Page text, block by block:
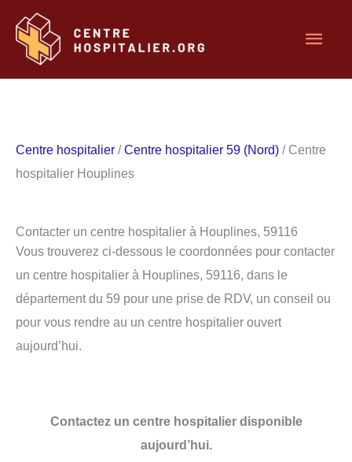
contenu
Centre hospitalier /Centre hospitalier 59 (Nord) / Centre
hospitalier Houplines
Contacter un centre hospitalier à Houplines, 59116
Vous trouverez ci-dessous le coordonnées pour contacter
un centre hospitalier à Houplines, 59116, dans le
département du 59 pour une prise de RDV, un conseil ou
pour vous rendre au un centre hospitalier ouvert
aujourd’hui.
Contactez un centre hospitalier disponible
aujourd’hui.